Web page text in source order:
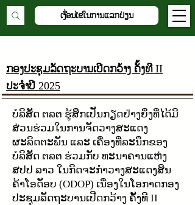
ເງື່ອນໄຂໃນການແລກປ່ຽນ
ກອງປະຊຸມລັດຖະບານເປີດກວ້າງ ຄັ້ງທີII
ປະຈຳປີ2025
ບໍລິສັດ ຕລຕ ຮູ້ສຶກເປັນກຽດຢ່າງຍິ່ງທີ່ໄດ້ມີ
ສ່ວນຮ່ວມໃນການຈັດວາງສະແດງ
ຜະລິດຕະພັນ ແລະ ເຄື່ອງທີ່ລະນຶກຂອງ
ບໍລິສັດ ຕລຕ ຮ່ວມກັບ ທະນາຄານແຫ່ງ
ສປປ ລາວ ໃນກິດຈະກຳວາງສະແດງສິນ
ຄ້າໂອດັອບ (ODOP) ເນື່ອງໃນໂອກາດກອງ
ປະຊຸມລັດຖະບານເປີດກວ້າງ ຄັ້ງທີ II